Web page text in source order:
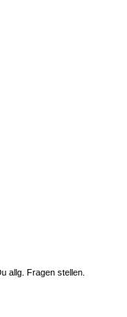
allg. Fragen stellen.